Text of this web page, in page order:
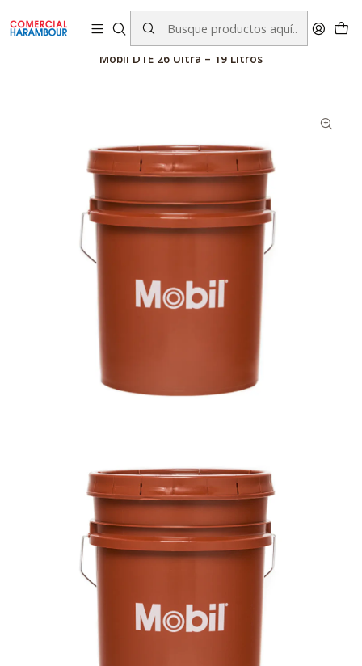
contacto@comercialharambour.cl
Catálogo Productos Mobil™ Lubricantes
Mobil DTE 26 Ultra – 19 Litros